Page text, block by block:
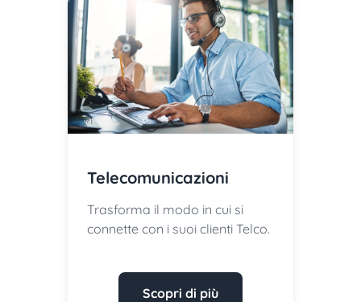
Telecomunicazioni
Trasforma il modo in cui si
connette con i suoi clienti Telco.
Scopri di più